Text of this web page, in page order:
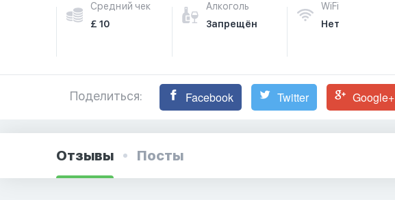
Средний чек
£ 10
Алкоголь
Запрещён
WiFi
Нет
Поделиться: Facebook Twitter Google+
Отзывы Посты